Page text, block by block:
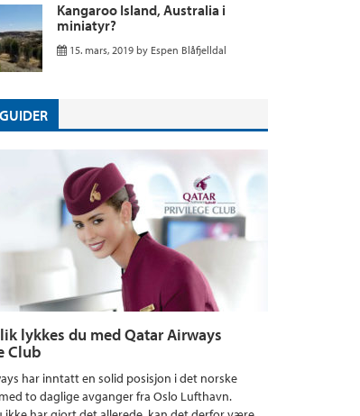
Kangaroo Island, Australia i
miniatyr?
15. mars, 2019 by Espen Blåfjelldal
lykkes du med Qatar Airways
Club
har inntatt en solid posisjon i det norske
to daglige avganger fra Oslo Lufthavn.